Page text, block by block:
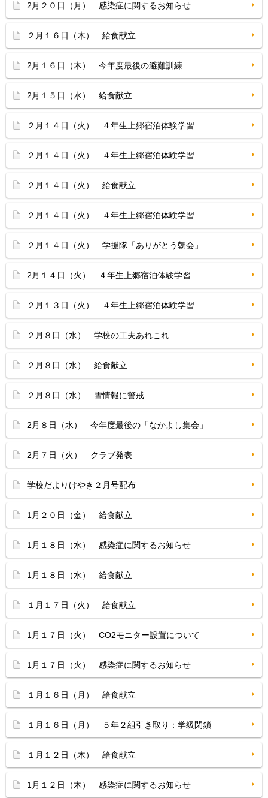
2月２０日（月） 感染症に関するお知らせ
２月１６日（木） 給食献立
2月１６日（木） 今年度最後の避難訓練
2月１５日（水） 給食献立
２月１４日（火） ４年生上郷宿泊体験学習
２月１４日（火） ４年生上郷宿泊体験学習
２月１４日（火） 給食献立
２月１４日（火） ４年生上郷宿泊体験学習
２月１４日（火） 学援隊「ありがとう朝会」
2月１４日（火） ４年生上郷宿泊体験学習
２月１３日（火） ４年生上郷宿泊体験学習
２月８日（水） 学校の工夫あれこれ
２月８日（水） 給食献立
２月８日（水） 雪情報に警戒
2月８日（水） 今年度最後の「なかよし集会」
2月７日（火） クラブ発表
学校だよりけやき２月号配布
1月２０日（金） 給食献立
1月１８日（水） 感染症に関するお知らせ
1月１８日（水） 給食献立
１月１７日（火） 給食献立
1月１７日（火） CO2モニター設置について
1月１７日（火） 感染症に関するお知らせ
１月１６日（月） 給食献立
１月１６日（月） ５年２組引き取り：学級閉鎖
１月１２日（木） 給食献立
1月１２日（木） 感染症に関するお知らせ